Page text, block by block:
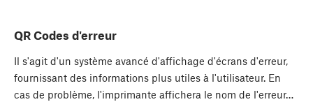
QR Codes d'erreur
Il s'agit d'un système avancé d'affichage d'écrans d'erreur,
fournissant des informations plus utiles à l'utilisateur. En
cas de problème, l'imprimante affichera le nom de l'erreur…